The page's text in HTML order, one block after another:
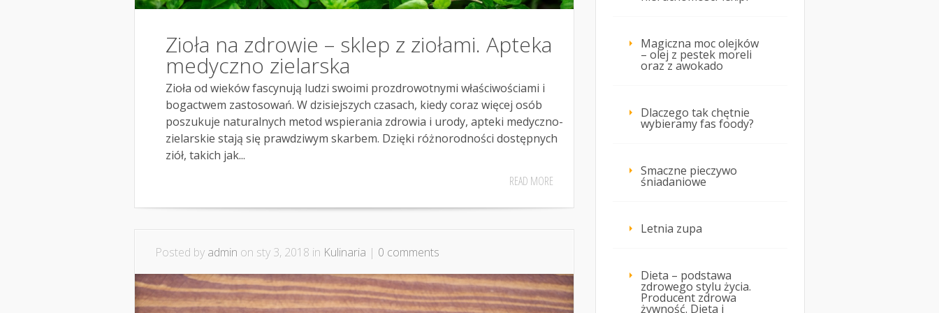
Zioła na zdrowie – sklep z ziołami. Apteka
medyczno zielarska
Zioła od wieków fascynują ludzi swoimi prozdrowotnymi właściwościami i
bogactwem zastosowań. W dzisiejszych czasach, kiedy coraz więcej osób
poszukuje naturalnych metod wspierania zdrowia i urody, apteki medyczno-
zielarskie stają się prawdziwym skarbem. Dzięki różnorodności dostępnych
ziół, takich jak...
READ MORE
Posted by admin on sty 3, 2018 in Kulinaria | 0 comments
Magiczna moc olejków
– olej z pestek moreli
oraz z awokado
Dlaczego tak chętnie
wybieramy fas foody?
Smaczne pieczywo
śniadaniowe
Letnia zupa
Dieta – podstawa
zdrowego stylu życia.
Producent zdrowa
żywność. Dieta i